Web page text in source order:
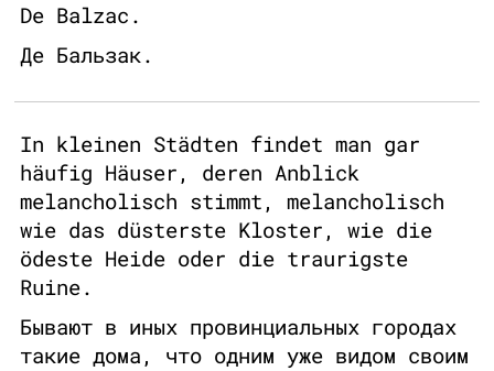
De Balzac.
Де Бальзак.
In kleinen Städten findet man gar
häufig Häuser, deren Anblick
melancholisch stimmt, melancholisch
wie das düsterste Kloster, wie die
ödeste Heide oder die traurigste
Ruine.
Бывают в иных провинциальных городах
такие дома, что одним уже видом своим